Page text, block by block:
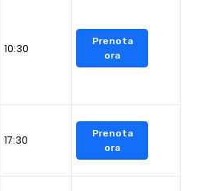
10:30
Prenota
ora
17:30
Prenota
ora